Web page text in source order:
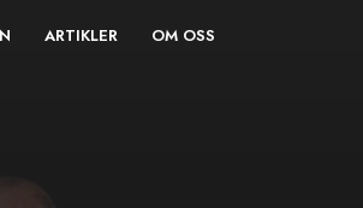
ARTIKLER OM OSS